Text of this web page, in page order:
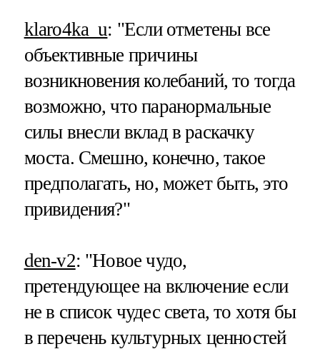
klaro4ka_u: "Если отметены все
объективные причины
возникновения колебаний, то тогда
возможно, что паранормальные
силы внесли вклад в раскачку
моста. Смешно, конечно, такое
предполагать, но, может быть, это
привидения?"
den-v2: "Новое чудо,
претендующее на включение если
не в список чудес света, то хотя бы
в перечень культурных ценностей